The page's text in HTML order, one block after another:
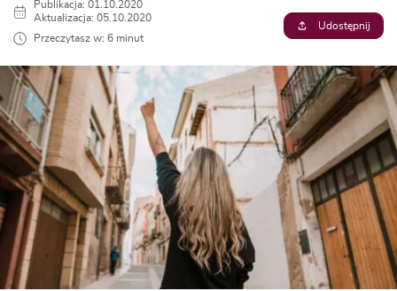
Publikacja: 01.10.2020
Aktualizacja: 05.10.2020
Przeczytasz w: 6 minut
Udostępnij